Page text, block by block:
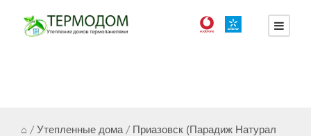
⌂ /Утепленные дома/Приазовск (Парадиж Натурал